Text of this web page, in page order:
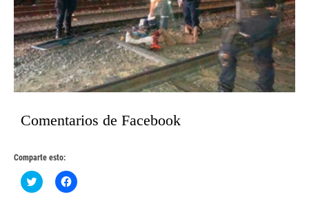
Comentarios de Facebook
Comparte esto:
Haz
clic
Haz
clic